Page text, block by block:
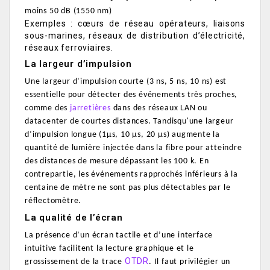
moins 50 dB (1550 nm)
Exemples : cœurs de réseau opérateurs, liaisons
sous-marines, réseaux de distribution d’électricité,
réseaux ferroviaires.
La largeur d’impulsion
Une largeur d’impulsion courte (3 ns, 5 ns, 10 ns) est
essentielle pour détecter des événements très proches,
comme des jarretières dans des réseaux LAN ou
datacenter de courtes distances. Tandisqu'une largeur
d’impulsion longue (1µs, 10 µs, 20 µs) augmente la
quantité de lumière injectée dans la fibre pour atteindre
des distances de mesure dépassant les 100 k. En
contrepartie, les événements rapprochés inférieurs à la
centaine de mètre ne sont pas plus détectables par le
réflectomètre.
La qualité de l’écran
La présence d’un écran tactile et d’une interface
intuitive facilitent la lecture graphique et le
grossissement de la trace OTDR. Il faut privilégier un